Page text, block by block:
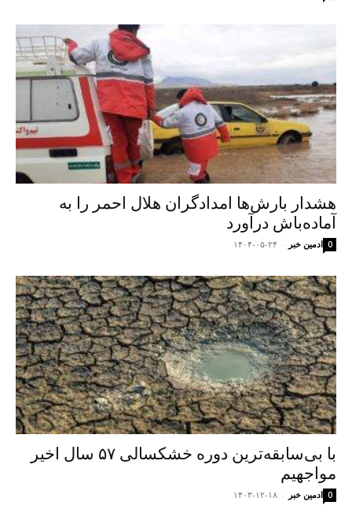
هشدار بارش‌ها امدادگران هلال احمر را به
آماده‌باش درآورد
ادمین خبر - ۱۴۰۴-۰۵-۲۴ 0
با بی‌سابقه‌ترین دوره خشکسالی ۵۷ سال اخیر
مواجهیم
ادمین خبر - ۱۴۰۳-۱۲-۱۸ 0